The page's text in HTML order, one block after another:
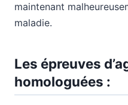
maintenant
maladie.
Les épreuves
homologuées :